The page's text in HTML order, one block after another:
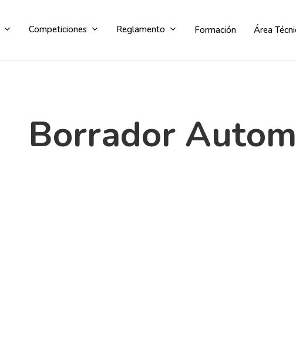
Comité de competición
Comité de apelación
Competiciones Reglamento Formación Área
Borrador